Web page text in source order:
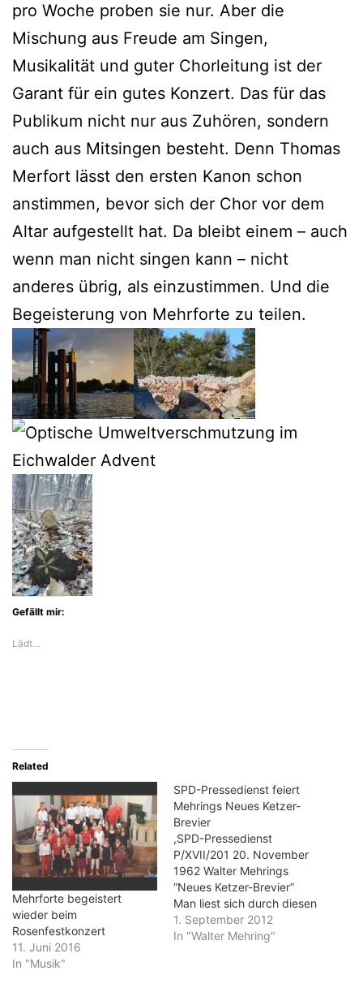
pro Woche proben sie nur. Aber die
Mischung aus Freude am Singen,
Musikalität und guter Chorleitung ist der
Garant für ein gutes Konzert. Das für das
Publikum nicht nur aus Zuhören, sondern
auch aus Mitsingen besteht. Denn Thomas
Merfort lässt den ersten Kanon schon
anstimmen, bevor sich der Chor vor dem
Altar aufgestellt hat. Da bleibt einem – auch
wenn man nicht singen kann – nicht
anderes übrig, als einzustimmen. Und die
Begeisterung von Mehrforte zu teilen.
Gefällt mir:
Lädt…
Related
Mehrforte begeistert
wieder beim
Rosenfestkonzert
11. Juni 2016
In "Musik"
SPD-Pressedienst feiert
Mehrings Neues Ketzer-
Brevier
,SPD-Pressedienst
P/XVII/201 20. November
1962 Walter Mehrings
“Neues Ketzer-Brevier”
Man liest sich durch diesen
satirischen Balladen- und
Chanson-Band ohne
1. September 2012
In "Walter Mehring"